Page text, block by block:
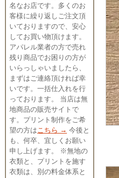
名なお店です。多くのお
客様に繰り返しご注文頂
いておりますので、安心
してお買い物頂けます。
アパレル業者の方で売れ
残り商品でお困りの方が
いらっしゃいましたら、
まずはご連絡頂ければ幸
いです。一括仕入れを行
っております。 当店は無
地商品の販売サイトで
す。プリント制作をご希
望の方はこちら → 今後と
も、何卒、宜しくお願い
申し上げます。 ※無地の
衣類と、プリントを施す
衣類は、別の料金体系と